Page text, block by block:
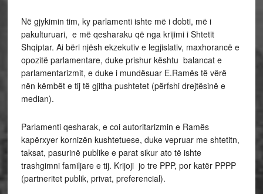
Në gjykimin tim, ky parlamenti ishte më i dobti, më i
pakulturuari, e më qesharaku që nga krijimi i Shtetit
Shqiptar. Ai bëri njësh ekzekutiv e legjislativ, maxhorancë e
opozitë parlamentare, duke prishur kështu balancat e
parlamentarizmit, e duke i mundësuar E.Ramës të vërë
nën këmbët e tij të gjitha pushtetet (përfshi drejtësinë e
median).
Parlamenti qesharak, e coi autoritarizmin e Ramës
kapërxyer kornizën kushtetuese, duke vepruar me shtetitn,
taksat, pasurinë publike e parat sikur ato të ishte
trashgimni familjare e tij. Krijoji jo tre PPP, por katër PPPP
(partneritet publik, privat, preferencial).